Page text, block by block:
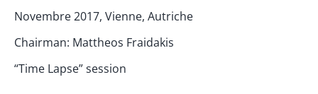
Novembre 2017, Vienne, Autriche
Chairman: Μattheos Fraidakis
“Time Lapse” session